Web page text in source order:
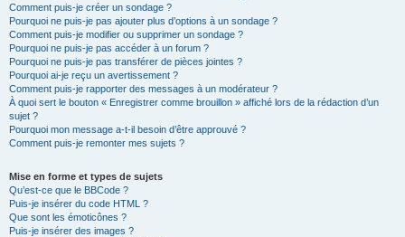
Comment puis-je créer un sondage ?
Pourquoi ne puis-je pas ajouter plus d’options à un sondage ?
Comment puis-je modifier ou supprimer un sondage ?
Pourquoi ne puis-je pas accéder à un forum ?
Pourquoi ne puis-je pas transférer de pièces jointes ?
Pourquoi ai-je reçu un avertissement ?
Comment puis-je rapporter des messages à un modérateur ?
À quoi sert le bouton « Enregistrer comme brouillon » affiché lors de la rédaction d’un
sujet ?
Pourquoi mon message a-t-il besoin d’être approuvé ?
Comment puis-je remonter mes sujets ?
Mise en forme et types de sujets
Qu’est-ce que le BBCode ?
Puis-je insérer du code HTML ?
Que sont les émoticônes ?
Puis-je insérer des images ?